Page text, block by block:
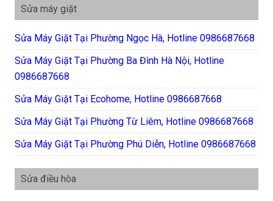
Sửa máy giặt
Sửa Máy Giặt Tại Phường Ngọc Hà, Hotline 0986687668
Sửa Máy Giặt Tại Phường Ba Đình Hà Nội, Hotline
0986687668
Sửa Máy Giặt Tại Ecohome, Hotline 0986687668
Sửa Máy Giặt Tại Phường Từ Liêm, Hotline 0986687668
Sửa Máy Giặt Tại Phường Phú Diễn, Hotline 0986687668
Sửa điều hòa